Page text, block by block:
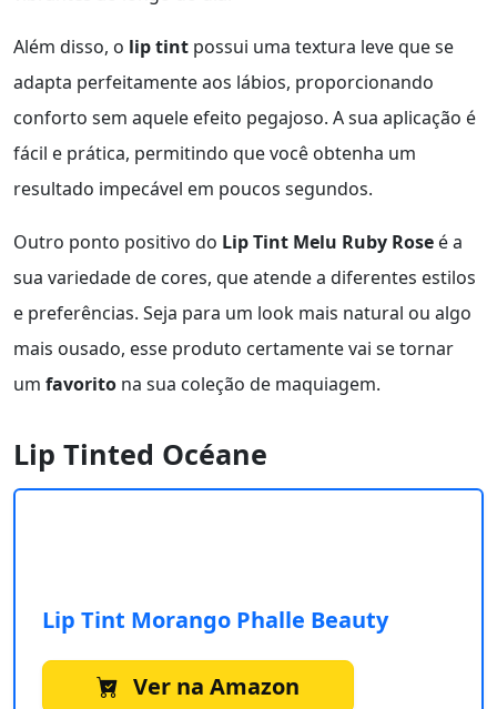
Além disso, o lip tint possui uma textura leve que se
adapta perfeitamente aos lábios, proporcionando
conforto sem aquele efeito pegajoso. A sua aplicação é
fácil e prática, permitindo que você obtenha um
resultado impecável em poucos segundos.
Outro ponto positivo do Lip Tint Melu Ruby Rose é a
sua variedade de cores, que atende a diferentes estilos
e preferências. Seja para um look mais natural ou algo
mais ousado, esse produto certamente vai se tornar
um favorito na sua coleção de maquiagem.
Lip Tinted Océane
Lip Tint Morango Phalle Beauty
Ver na Amazon